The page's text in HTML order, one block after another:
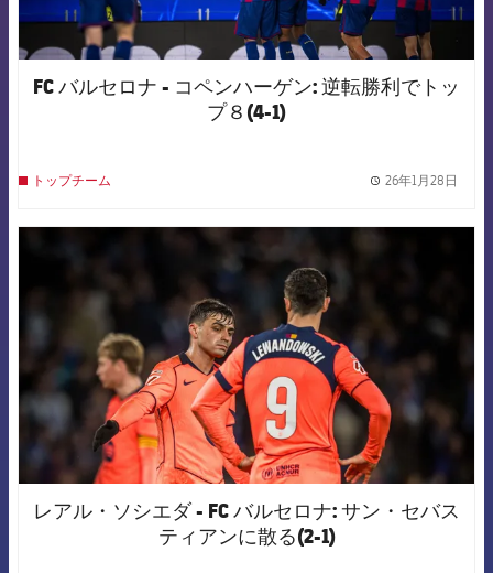
FC バルセロナ - コペンハーゲン: 逆転勝利でトッ
プ８(4-1)
トップチーム 26年1月28日
レアル・ソシエダ - FC バルセロナ: サン・セバス
ティアンに散る(2-1)